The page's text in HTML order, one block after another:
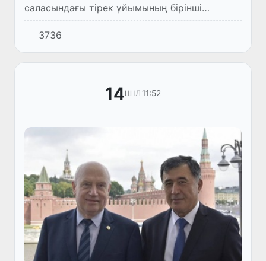
саласындағы тірек ұйымының бірінші
жиналысы өтеді. Шараның өтетін орны ТМД-
ның Минскідегі Атқару комитетінде болады.
3736
14ШІЛ 11:52